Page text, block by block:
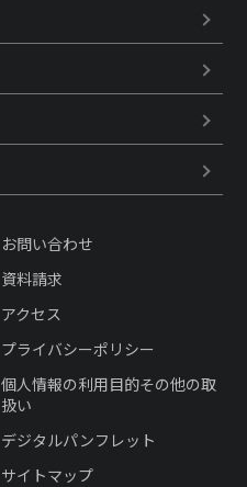
お問い合わせ
資料請求
アクセス
プライバシーポリシー
個人情報の利用目的その他の取
扱い
デジタルパンフレット
サイトマップ